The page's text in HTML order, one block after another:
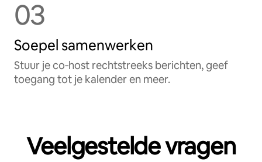
03
Soepel samenwerken
Stuur je co‑host rechtstreeks berichten, geef
toegang tot je kalender en meer.
Veelgestelde vragen